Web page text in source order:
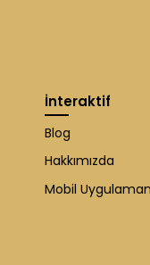
İnteraktif
Blog
Hakkımızda
Mobil